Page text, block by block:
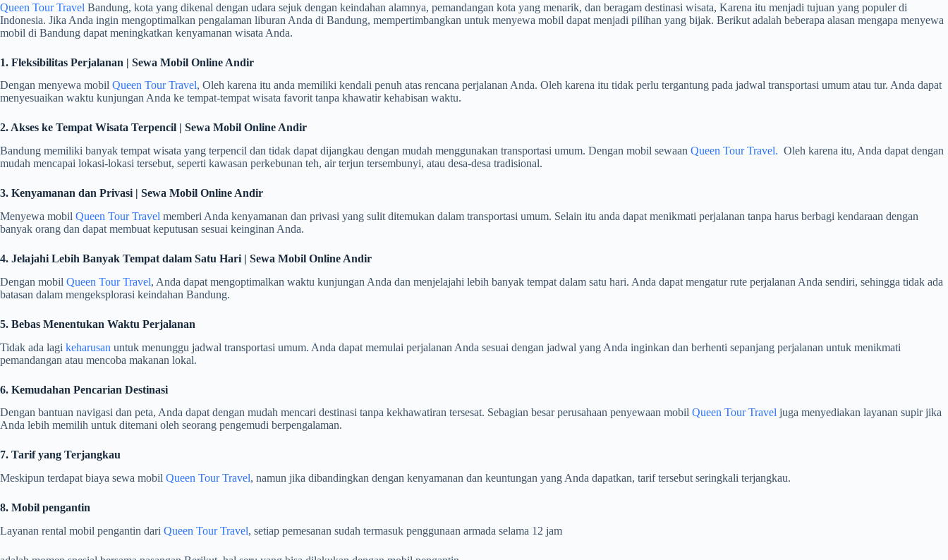
Queen Tour Travel Bandung, kota yang dikenal dengan udara sejuk dengan keindahan alamnya, pemandangan kota yang menarik, dan beragam destinasi wisata, Karena itu menjadi tujuan yang populer di
Indonesia. Jika Anda ingin mengoptimalkan pengalaman liburan Anda di Bandung, mempertimbangkan untuk menyewa mobil dapat menjadi pilihan yang bijak. Berikut adalah beberapa alasan mengapa menyewa
mobil di Bandung dapat meningkatkan kenyamanan wisata Anda.
1. Fleksibilitas Perjalanan | Sewa Mobil Online Andir
Dengan menyewa mobil Queen Tour Travel, Oleh karena itu anda memiliki kendali penuh atas rencana perjalanan Anda. Oleh karena itu tidak perlu tergantung pada jadwal transportasi umum atau tur. Anda dapat
menyesuaikan waktu kunjungan Anda ke tempat-tempat wisata favorit tanpa khawatir kehabisan waktu.
2. Akses ke Tempat Wisata Terpencil | Sewa Mobil Online Andir
Bandung memiliki banyak tempat wisata yang terpencil dan tidak dapat dijangkau dengan mudah menggunakan transportasi umum. Dengan mobil sewaan Queen Tour Travel. Oleh karena itu, Anda dapat dengan
mudah mencapai lokasi-lokasi tersebut, seperti kawasan perkebunan teh, air terjun tersembunyi, atau desa-desa tradisional.
3. Kenyamanan dan Privasi | Sewa Mobil Online Andir
Menyewa mobil Queen Tour Travel memberi Anda kenyamanan dan privasi yang sulit ditemukan dalam transportasi umum. Selain itu anda dapat menikmati perjalanan tanpa harus berbagi kendaraan dengan
banyak orang dan dapat membuat keputusan sesuai keinginan Anda.
4. Jelajahi Lebih Banyak Tempat dalam Satu Hari | Sewa Mobil Online Andir
Dengan mobil Queen Tour Travel, Anda dapat mengoptimalkan waktu kunjungan Anda dan menjelajahi lebih banyak tempat dalam satu hari. Anda dapat mengatur rute perjalanan Anda sendiri, sehingga tidak ada
batasan dalam mengeksplorasi keindahan Bandung.
5. Bebas Menentukan Waktu Perjalanan
Tidak ada lagi keharusan untuk menunggu jadwal transportasi umum. Anda dapat memulai perjalanan Anda sesuai dengan jadwal yang Anda inginkan dan berhenti sepanjang perjalanan untuk menikmati
pemandangan atau mencoba makanan lokal.
6. Kemudahan Pencarian Destinasi
Dengan bantuan navigasi dan peta, Anda dapat dengan mudah mencari destinasi tanpa kekhawatiran tersesat. Sebagian besar perusahaan penyewaan mobil Queen Tour Travel juga menyediakan layanan supir jika
Anda lebih memilih untuk ditemani oleh seorang pengemudi berpengalaman.
7. Tarif yang Terjangkau
Meskipun terdapat biaya sewa mobil Queen Tour Travel, namun jika dibandingkan dengan kenyamanan dan keuntungan yang Anda dapatkan, tarif tersebut seringkali terjangkau.
8. Mobil pengantin
Layanan rental mobil pengantin dari Queen Tour Travel, setiap pemesanan sudah termasuk penggunaan armada selama 12 jam